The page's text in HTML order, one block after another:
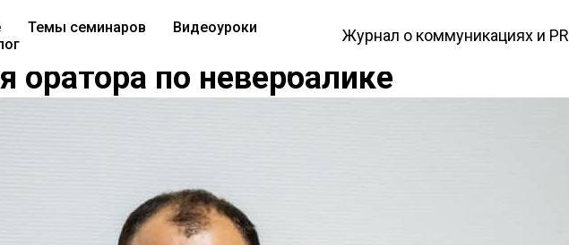
Темы семинаров
Видеоуроки
Журнал о коммуникациях и PR
оратора по невербалике